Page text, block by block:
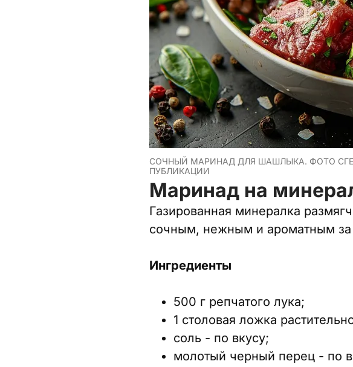
СОЧНЫЙ МАРИНАД ДЛЯ ШАШЛЫКА. ФОТО
ПУБЛИКАЦИИ
Маринад на
Газированная минералка
сочным, нежным и ароматным за
Ингредиенты
500 г репчатого лука;
1 столовая ложка
соль - по вкусу;
молотый черный перец - по